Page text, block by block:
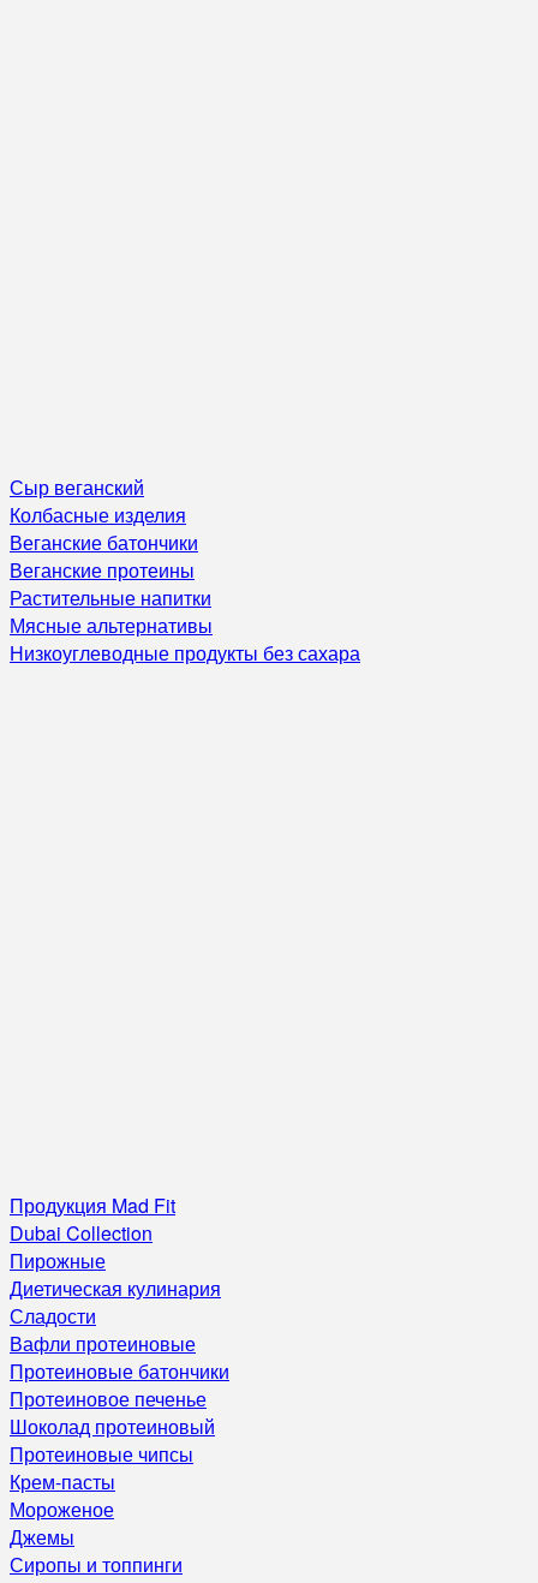
Сыр веганский
Колбасные изделия
Веганские батончики
Веганские протеины
Растительные напитки
Мясные альтернативы
Низкоуглеводные продукты без сахара
Продукция Mad Fit
Dubai Collection
Пирожные
Диетическая кулинария
Сладости
Вафли протеиновые
Протеиновые батончики
Протеиновое печенье
Шоколад протеиновый
Протеиновые чипсы
Крем-пасты
Мороженое
Джемы
Сиропы и топпинги